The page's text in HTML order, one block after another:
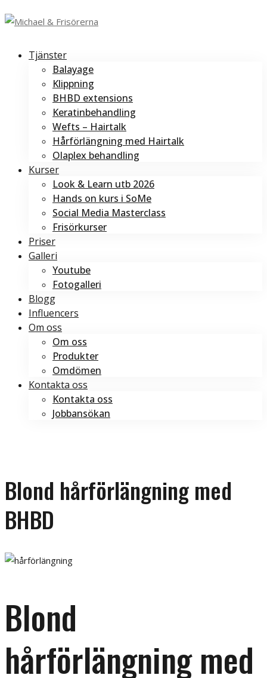
Tjänster
Balayage
Klippning
BHBD extensions
Keratinbehandling
Wefts – Hairtalk
Hårförlängning med Hairtalk
Olaplex behandling
Kurser
Look & Learn utb 2026
Hands on kurs i SoMe
Social Media Masterclass
Frisörkurser
Priser
Galleri
Youtube
Fotogalleri
Blogg
Influencers
Om oss
Om oss
Produkter
Omdömen
Kontakta oss
Kontakta oss
Jobbansökan
Blond hårförlängning med
BHBD
Blond
hårförlängning med